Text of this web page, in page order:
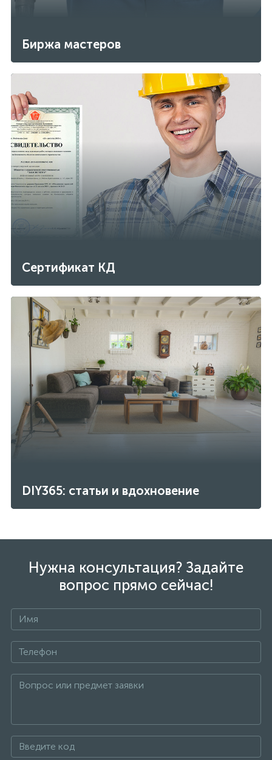
Биржа мастеров
Сертификат КД
DIY365: статьи и вдохновение
Нужна консультация? Задайте
вопрос прямо сейчас!